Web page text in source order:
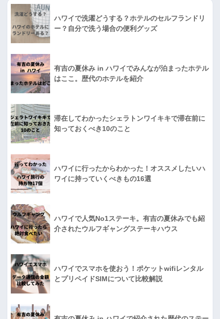
ハワイで洗濯どうする？ホテルのセルフランドリ
ー？自分で洗う場合の便利グッズ
有吉の夏休み in ハワイでみんなが泊まったホテル
はここ。歴代のホテルを紹介
滞在してわかったシェラトンワイキキで滞在前に
知っておくべき10のこと
ハワイに行ったからわかった！オススメしたいハ
ワイに持っていくべきもの16選
ハワイで人気No1ステーキ。有吉の夏休みでも紹
介されたウルフギャングステーキハウス
ハワイでスマホを使おう！ポケットwifiレンタル
とプリペイドSIMについて比較解説